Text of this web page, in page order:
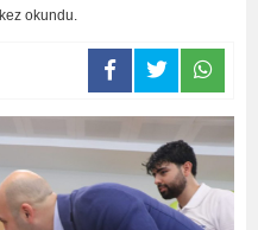
kez okundu.